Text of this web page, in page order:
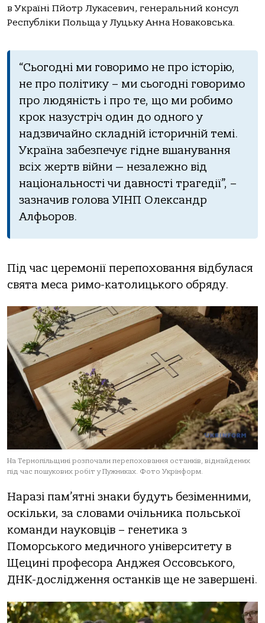
в Україні Пйотр Лукасевич, генеральний консул
Республіки Польща у Луцьку Анна Новаковська.
“Сьогодні ми говоримо не про історію,
не про політику – ми сьогодні говоримо
про людяність і про те, що ми робимо
крок назустріч один до одного у
надзвичайно складній історичній темі.
Україна забезпечує гідне вшанування
всіх жертв війни — незалежно від
національності чи давності трагедії”, –
зазначив голова УІНП Олександр
Алфьоров.
Під час церемонії перепоховання відбулася
свята меса римо-католицького обряду.
На Тернопільщині розпочали перепоховання останків, віднайдених
під час пошукових робіт у Пужниках. Фото Укрінформ.
Наразі пам’ятні знаки будуть безіменними,
оскільки, за словами очільника польської
команди науковців – генетика з
Поморського медичного університету в
Щецині професора Анджея Оссовського,
ДНК-дослідження останків ще не завершені.